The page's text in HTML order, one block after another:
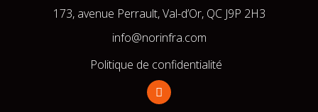
173, avenue Perrault, Val-d’Or, QC J9P 2H3
info@norinfra.com
Politique de confidentialité